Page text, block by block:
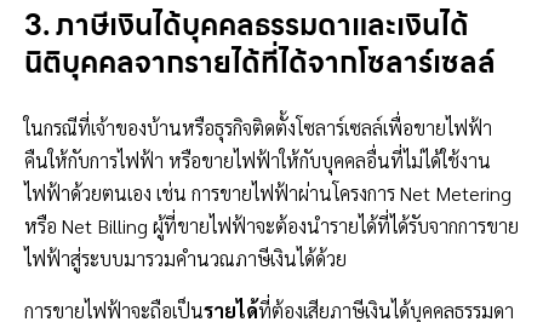
3. ภาษีเงินได้บุคคลธรรมดาและเงินได้
นิติบุคคลจากรายได้ที่ได้จากโซลาร์เซลล์
ในกรณีที่เจ้าของบ้านหรือธุรกิจติดตั้งโซลาร์เซลล์เพื่อขายไฟฟ้า
คืนให้กับการไฟฟ้า หรือขายไฟฟ้าให้กับบุคคลอื่นที่ไม่ได้ใช้งาน
ไฟฟ้าด้วยตนเอง เช่น การขายไฟฟ้าผ่านโครงการ Net Metering
หรือ Net Billing ผู้ที่ขายไฟฟ้าจะต้องนำรายได้ที่ได้รับจากการขาย
ไฟฟ้าสู่ระบบมารวมคำนวณภาษีเงินได้ด้วย
การขายไฟฟ้าจะถือเป็นรายได้ที่ต้องเสียภาษีเงินได้บุคคลธรรมดา